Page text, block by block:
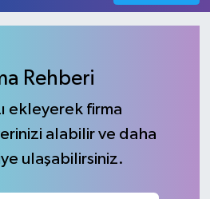
Rehberi
ekleyerek firma
alabilir ve daha
ulaşabilirsiniz.
ve Fikstür